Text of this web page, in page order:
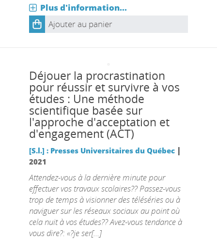
Plus d'information...
Ajouter au panier
Déjouer la procrastination
pour réussir et survivre à vos
études : Une méthode
scientifique basée sur
l'approche d'acceptation et
d'engagement (ACT)
[S.l.] : Presses Universitaires du Québec|
2021
Attendez-vous à la dernière minute pour
effectuer vos travaux scolaires?? Passez-vous
trop de temps à visionner des téléséries ou à
naviguer sur les réseaux sociaux au point où
cela nuit à vos études?? Avez-vous tendance à
vous dire?: «?je ser[...]